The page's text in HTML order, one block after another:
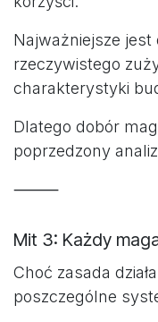
Najważniejsze jest
rzeczywistego
charakterystyki
Dlatego dobór
poprzedzony
⸻
Mit 3: Każdy
Choć zasada
poszczególne